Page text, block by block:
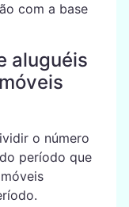
com a base
aluguéis
o número
período que